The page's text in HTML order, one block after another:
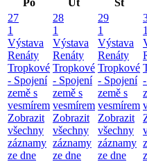
Po
Út St
27
1
Výstava
Renáty
Tropkové
- Spojení
země s
vesmírem
Zobrazit
všechny
záznamy
ze dne
28
1
Výstava
Renáty
Tropkové
- Spojení
země s
vesmírem
Zobrazit
všechny
záznamy
ze dne
29
1
Výstava
Renáty
Tropkové
- Spojení
země s
vesmírem
Zobrazit
všechny
záznamy
ze dne
1